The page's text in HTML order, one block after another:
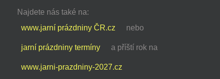
Najdete nás také na:
www.jarní prázdniny ČR.cz
nebo
jarní prázdniny termíny a příští rok na
www.jarni-prazdniny-2027.cz